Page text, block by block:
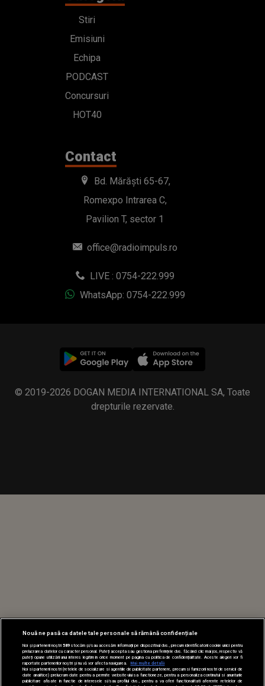
HOT40
Bd. Mărăști 65-67,
Romexpo Intrarea C,
Pavilion T, sector 1
LIVE : 0754-222.999
WhatsApp: 0754-222.999
© 2019-2026 DOGAN MEDIA INTERNATIONAL SA, Toate
drepturile rezervate.
Nouă ne pasă ca datele tale personale să rămână confidențiale
Noi și partenerii noștri589stocăm și/sau accesăm informații pe dispozitivul dvs., precum identificatorii cookie unici pentru
prelucrarea datelor cu caracter personal. Puteți accepta sau gestiona preferințele dvs. făcând clic mai jos, respectiv vă
puteți opune utilizării unui interes legitim în orice moment pe pagina cu politica de confidențialitate. Aceste alegeri vor fi
raportate partenerilor noștri și nu vă vor afecta navigarea.
Mai multe detalii
Noi si partenerii nostri (retelele de socializare si agentiile de publicitate partenere, precum si furnizorii nostri de servicii de
date analitice) prelucram date pentru a permite website-ului sa functioneze, pentru a personaliza continutul si anunturile
publicitare afisate in functie de interesele si/sau profilul dvs., pentru a va oferi functionalitati aferente retelelor de